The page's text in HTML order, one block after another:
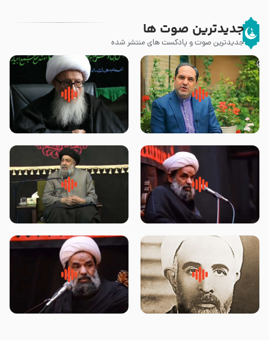
جدیدترین صوت ها
جدیدترین صوت و پادکست های منتشر شده
پیامبر صلی الله علیه وآله و سلم
فرمودند وای بر بچه های آخر
زوّار اربعین امام حسین (علیه
السلام) با این اشتیاق به زیارت
روضه جانسوز پاره های جگر امام
حسن مجتبی علیه السلام-حجت
لقب حضرت رقیه سلام الله علیها به
چه معناست – حجت الاسلام علوی
روضه‌ی مجلس یزید ملعون و
اسارت اهل‌بیت علیهم‌السلام –
سلام جوانی که امام حسین علیه
السلام خودش جوابش را دادند